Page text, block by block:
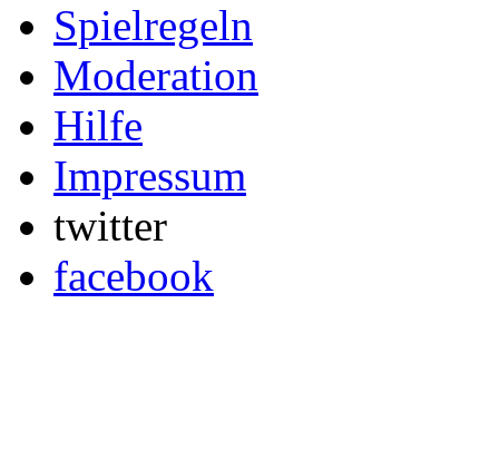
Spielregeln
Moderation
Hilfe
Impressum
twitter
facebook